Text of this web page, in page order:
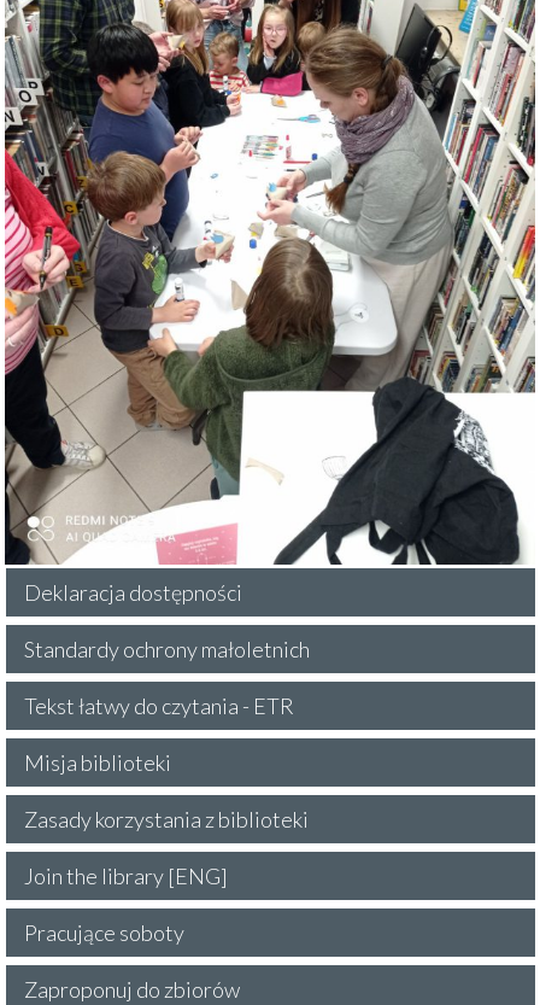
Deklaracja dostępności
Standardy ochrony małoletnich
Tekst łatwy do czytania - ETR
Misja biblioteki
Zasady korzystania z biblioteki
Join the library [ENG]
Pracujące soboty
Zaproponuj do zbiorów